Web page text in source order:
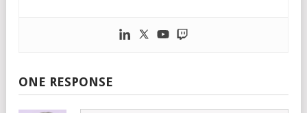
ONE RESPONSE